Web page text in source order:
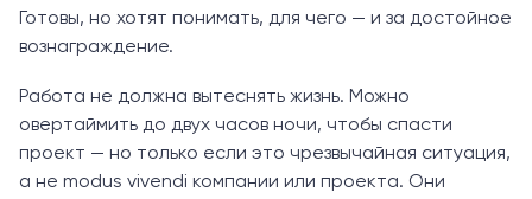
Готовы, но хотят понимать, для чего — и за достойное
вознаграждение.
Работа не должна вытеснять жизнь. Можно
овертаймить до двух часов ночи, чтобы спасти
проект — но только если это чрезвычайная ситуация,
а не modus vivendi компании или проекта. Они